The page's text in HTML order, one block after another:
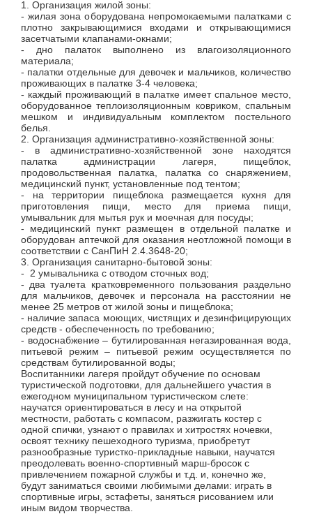
1. Организация жилой зоны:
- жилая зона оборудована непромокаемыми палатками с
плотно закрывающимися входами и открывающимися
засетчатыми клапанами-окнами;
- дно палаток выполнено из влагоизоляционного
материала;
- палатки отдельные для девочек и мальчиков, количество
проживающих в палатке 3-4 человека;
- каждый проживающий в палатке имеет спальное место,
оборудованное теплоизоляционным ковриком, спальным
мешком и индивидуальным комплектом постельного
белья.
2. Организация административно-хозяйственной зоны:
- в административно-хозяйственной зоне находятся
палатка администрации лагеря, пищеблок,
продовольственная палатка, палатка со снаряжением,
медицинский пункт, установленные под тентом;
- на территории пищеблока размещается кухня для
приготовления пищи, место для приема пищи,
умывальник для мытья рук и моечная для посуды;
- медицинский пункт размещен в отдельной палатке и
оборудован аптечкой для оказания неотложной помощи в
соответствии с СанПиН 2.4.3648-20;
3. Организация санитарно-бытовой зоны:
- 2 умывальника с отводом сточных вод;
- два туалета кратковременного пользования раздельно
для мальчиков, девочек и персонала на расстоянии не
менее 25 метров от жилой зоны и пищеблока;
- наличие запаса моющих, чистящих и дезинфицирующих
средств - обеспеченность по требованию;
- водоснабжение – бутилированная негазированная вода,
питьевой режим – питьевой режим осуществляется по
средствам бутилированной воды;
Воспитанники лагеря пройдут обучение по основам
туристической подготовки, для дальнейшего участия в
ежегодном муниципальном туристическом слете:
научатся ориентироваться в лесу и на открытой
местности, работать с компасом, разжигать костер с
одной спички, узнают о правилах и хитростях ночевки,
освоят технику пешеходного туризма, приобретут
разнообразные туристко-прикладные навыки, научатся
преодолевать военно-спортивный марш-бросок с
привлечением пожарной службы и т.д. и, конечно же,
будут заниматься своими любимыми делами: играть в
спортивные игры, эстафеты, заняться рисованием или
иным видом творчества.